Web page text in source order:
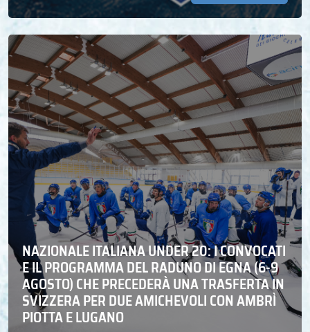
NAZIONALE ITALIANA UNDER 20: I CONVOCATI
E IL PROGRAMMA DEL RADUNO DI EGNA (6-9
AGOSTO) CHE PRECEDERÀ UNA TRASFERTA IN
SVIZZERA PER DUE AMICHEVOLI CON AMBRÌ
PIOTTA E LUGANO